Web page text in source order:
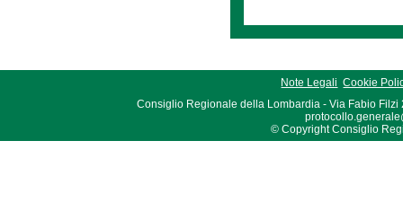
Note Legali Cookie
Consiglio Regionale della Lombardia - Via Fabio Filzi
© Copyright Consiglio